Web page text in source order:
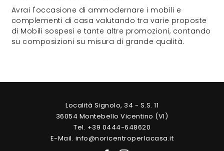
Avrai l'occasione di ammodernare i mobili e
complementi di casa valutando tra varie proposte
di Mobili sospesi e tante altre promozioni, contando
su composizioni su misura di grande qualità.
Località Signolo, 34 - S.S. 11
36054 Montebello Vicentino (VI)
Tel. +39 0444-648620
E-Mail. info@noricentroperlacasa.it